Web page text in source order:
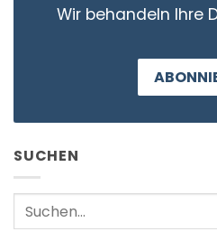
Wir behandeln Ihre
SUCHEN
Search